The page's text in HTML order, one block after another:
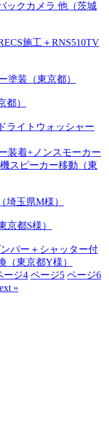
ックカメラ 他（茨城
施工＋RNS510TV
塗装（東京都）
都）
ライトウォッシャー
装着+ノンスモーカー
スピーカー移動（東
埼玉県M様）
京都S様）
パー＋シャッター付
（東京都Y様）
ージ4 ページ5 ページ6
»